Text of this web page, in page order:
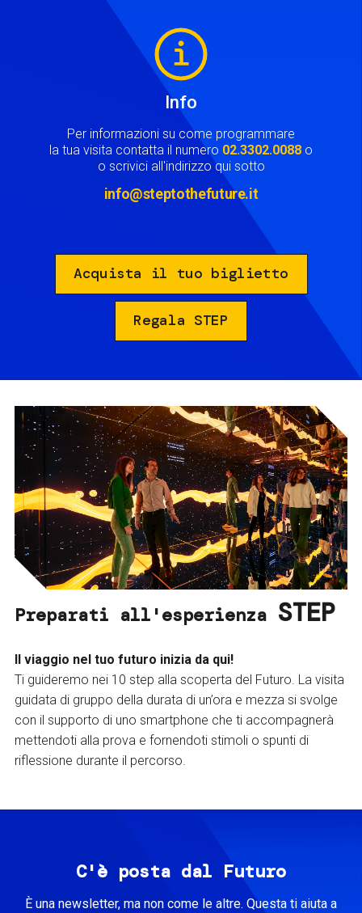
Info
Per informazioni su come programmare
la tua visita contatta il numero 02.3302.0088 o
o scrivici all'indirizzo qui sotto
info@steptothefuture.it
Acquista il tuo biglietto
Regala STEP
Preparati all'esperienza STEP
Il viaggio nel tuo futuro inizia da qui!
Ti guideremo nei 10 step alla scoperta del Futuro. La visita
guidata di gruppo della durata di un’ora e mezza si svolge
con il supporto di uno smartphone che ti accompagnerà
mettendoti alla prova e fornendoti stimoli o spunti di
riflessione durante il percorso.
C'è posta dal Futuro
È una newsletter, ma non come le altre. Questa ti aiuta a